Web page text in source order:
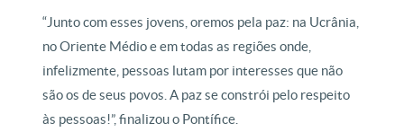
“Junto com esses jovens, oremos pela paz: na Ucrânia,
no Oriente Médio e em todas as regiões onde,
infelizmente, pessoas lutam por interesses que não
são os de seus povos. A paz se constrói pelo respeito
às pessoas!”, finalizou o Pontífice.